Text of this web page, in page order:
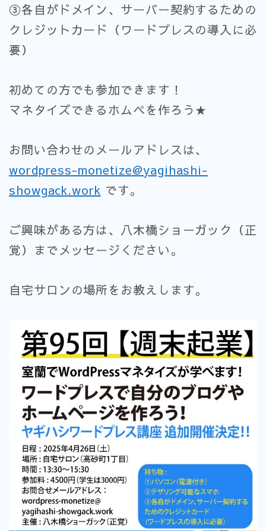
③各自がドメイン、サーバー契約するための
クレジットカード（ワードプレスの導入に必
要）
初めての方でも参加できます！
マネタイズできるホムペを作ろう★
お問い合わせのメールアドレスは、
wordpress-monetize@yagihashi-
showgack.work です。
ご興味がある方は、八木橋ショーガック（正
覚）までメッセージください。
自宅サロンの場所をお教えします。